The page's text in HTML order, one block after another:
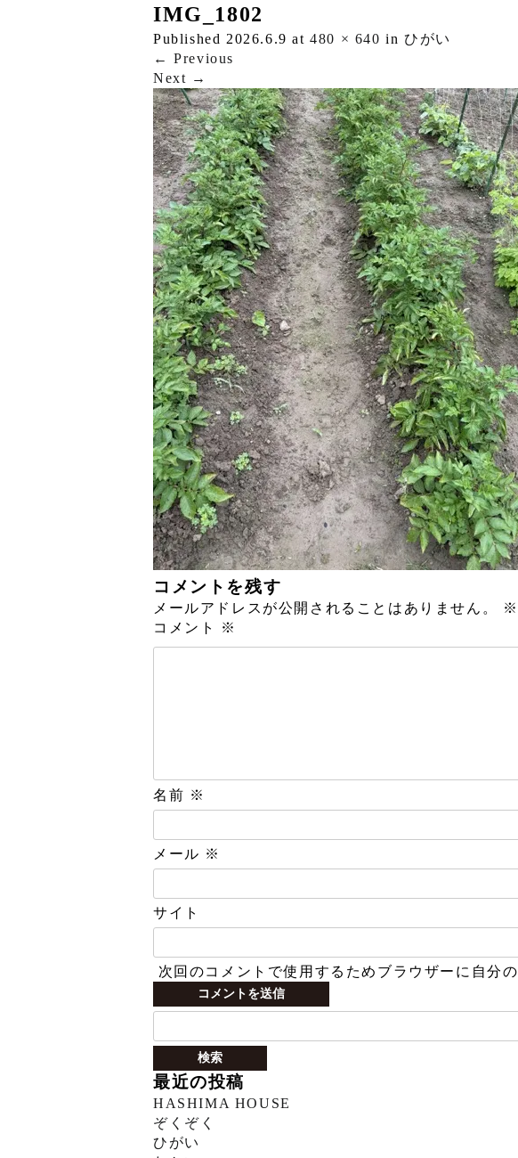
IMG_1802
Published 2026.6.9 at480 × 640 inひがい
← Previous
Next →
コメントを残す
メールアドレスが公開されることはありません。 ※
コメント
※
名前 ※
メール ※
サイト
次回のコメントで使用するためブラウザーに自分
検
最近の投稿
HASHIMA HOUSE
ぞくぞく
ひがい